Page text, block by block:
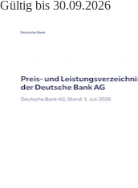
Gültig bis 30.09.2026